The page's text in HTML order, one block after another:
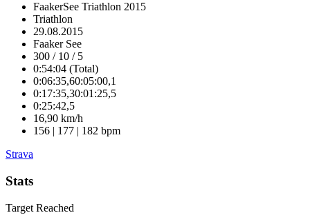
FaakerSee Triathlon 2015
Triathlon
29.08.2015
Faaker See
300 / 10 / 5
0:54:04 (Total)
0:06:35,60:05:00,1
0:17:35,30:01:25,5
0:25:42,5
16,90 km/h
156 | 177 | 182 bpm
Strava
Stats
Target Reached